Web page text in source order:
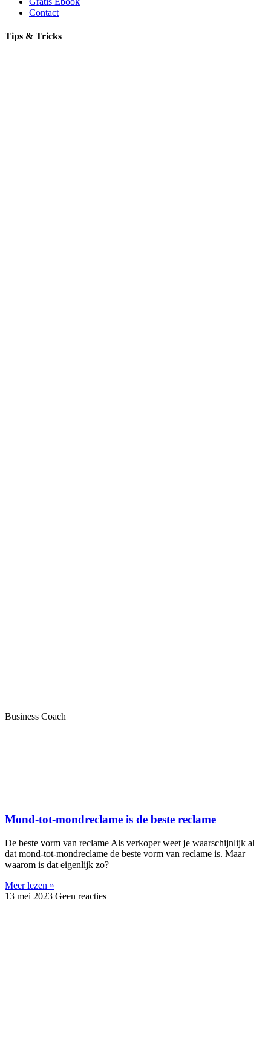
Contact
Tips & Tricks
Business Coach
Mond-tot-mondreclame is de beste reclame
De beste vorm van reclame Als verkoper weet je waarschijnlijk al
dat mond-tot-mondreclame de beste vorm van reclame is. Maar
waarom is dat eigenlijk zo?
Meer lezen »
13 mei 2023 Geen reacties